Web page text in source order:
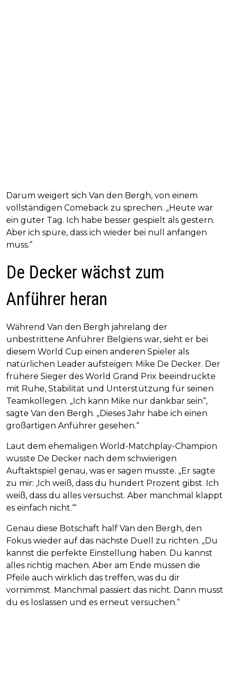
Darum weigert sich Van den Bergh, von einem
vollständigen Comeback zu sprechen. „Heute war
ein guter Tag. Ich habe besser gespielt als gestern.
Aber ich spüre, dass ich wieder bei null anfangen
muss.“
De Decker wächst zum
Anführer heran
Während Van den Bergh jahrelang der
unbestrittene Anführer Belgiens war, sieht er bei
diesem World Cup einen anderen Spieler als
natürlichen Leader aufsteigen: Mike De Decker. Der
frühere Sieger des World Grand Prix beeindruckte
mit Ruhe, Stabilität und Unterstützung für seinen
Teamkollegen. „Ich kann Mike nur dankbar sein“,
sagte Van den Bergh. „Dieses Jahr habe ich einen
großartigen Anführer gesehen.“
Laut dem ehemaligen World-Matchplay-Champion
wusste De Decker nach dem schwierigen
Auftaktspiel genau, was er sagen musste. „Er sagte
zu mir: ‚Ich weiß, dass du hundert Prozent gibst. Ich
weiß, dass du alles versuchst. Aber manchmal klappt
es einfach nicht.‘“
Genau diese Botschaft half Van den Bergh, den
Fokus wieder auf das nächste Duell zu richten. „Du
kannst die perfekte Einstellung haben. Du kannst
alles richtig machen. Aber am Ende müssen die
Pfeile auch wirklich das treffen, was du dir
vornimmst. Manchmal passiert das nicht. Dann musst
du es loslassen und es erneut versuchen.“